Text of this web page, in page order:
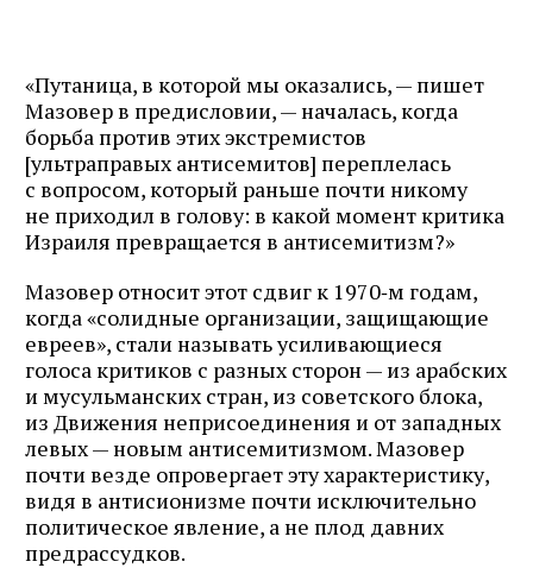
«Путаница, в которой мы оказались, — пишет
Мазовер в предисловии, — началась, когда
борьба против этих экстремистов
[ультраправых антисемитов] переплелась
с вопросом, который раньше почти никому
не приходил в голову: в какой момент критика
Израиля превращается в антисемитизм?»
Мазовер относит этот сдвиг к 1970‑м годам,
когда «солидные организации, защищающие
евреев», стали называть усиливающиеся
голоса критиков с разных сторон — из арабских
и мусульманских стран, из советского блока,
из Движения неприсоединения и от западных
левых — новым антисемитизмом. Мазовер
почти везде опровергает эту характеристику,
видя в антисионизме почти исключительно
политическое явление, а не плод давних
предрассудков.